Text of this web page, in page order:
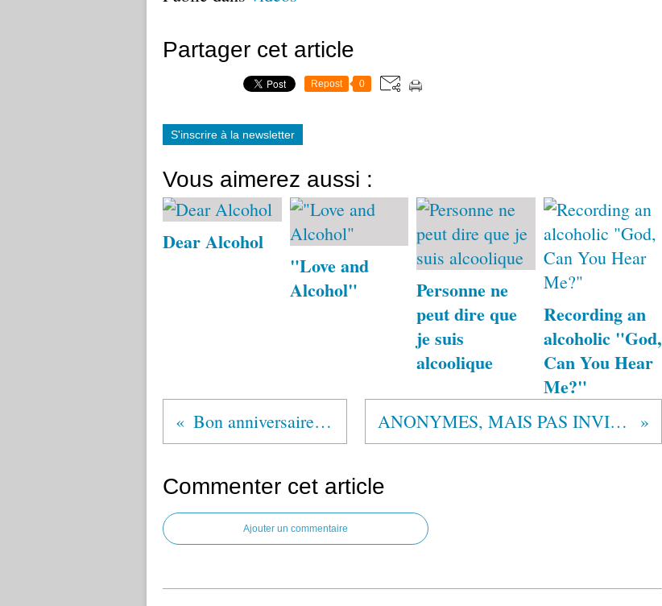
Partager cet article
Repost 0
S'inscrire à la newsletter
Vous aimerez aussi :
Dear Alcohol
"Love and
Alcohol"
Personne ne
peut dire que
je suis
alcoolique
Recording an
alcoholic "God,
Can You Hear
Me?"
Bon anniversaire, john ANONYMES, MAIS PAS INVISIBLES
Commenter cet article
Ajouter un commentaire